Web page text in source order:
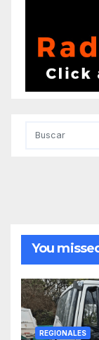
You
REGIONALES